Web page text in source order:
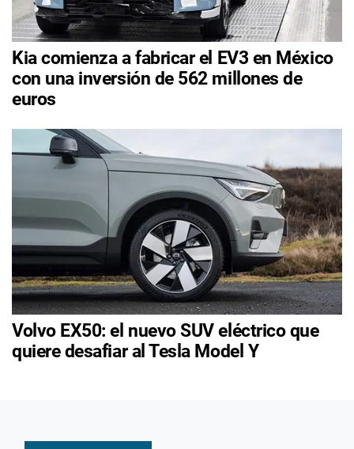
Kia comienza a fabricar el EV3 en México
con una inversión de 562 millones de
euros
Volvo EX50: el nuevo SUV eléctrico que
quiere desafiar al Tesla Model Y